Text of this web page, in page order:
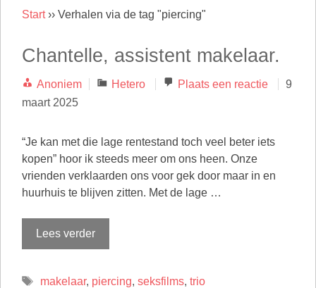
Start›› Verhalen via de tag "piercing"
Chantelle, assistent makelaar.
Anoniem Categorieën
Hetero Plaats een reactie
9
maart 2025
“Je kan met die lage rentestand toch veel beter iets
kopen” hoor ik steeds meer om ons heen. Onze
vrienden verklaarden ons voor gek door maar in en
huurhuis te blijven zitten. Met de lage …
Lees verder
Tags
makelaar, piercing, seksfilms, trio